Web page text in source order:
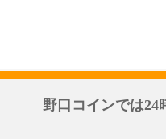
野口コインでは24